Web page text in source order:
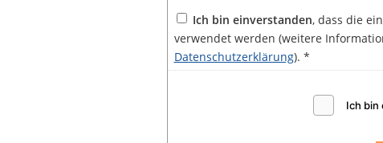
Ich bin einverstanden, dass die
verwendet werden (weitere
Datenschutzerklärung). *